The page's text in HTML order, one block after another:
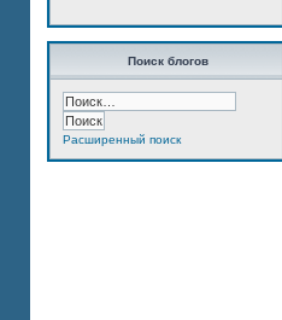
Поиск блогов
Расширенный поиск